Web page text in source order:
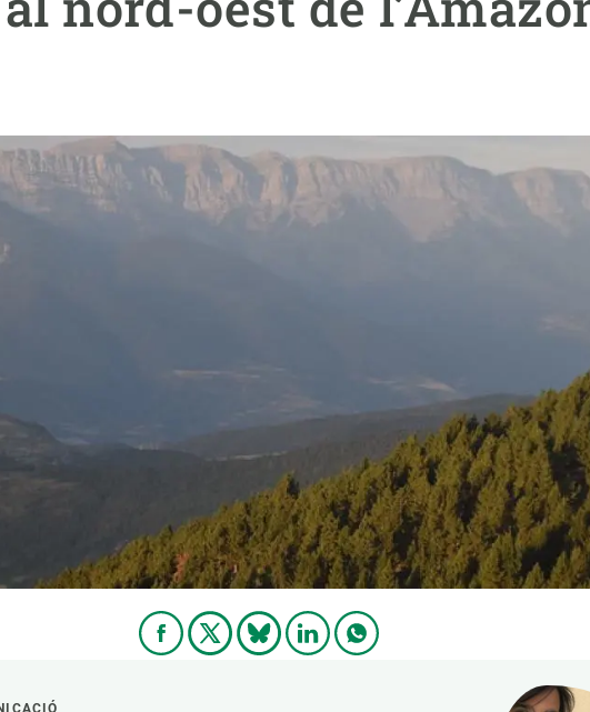
Segell de bones pràctiques HRS4R
T’oferim formació